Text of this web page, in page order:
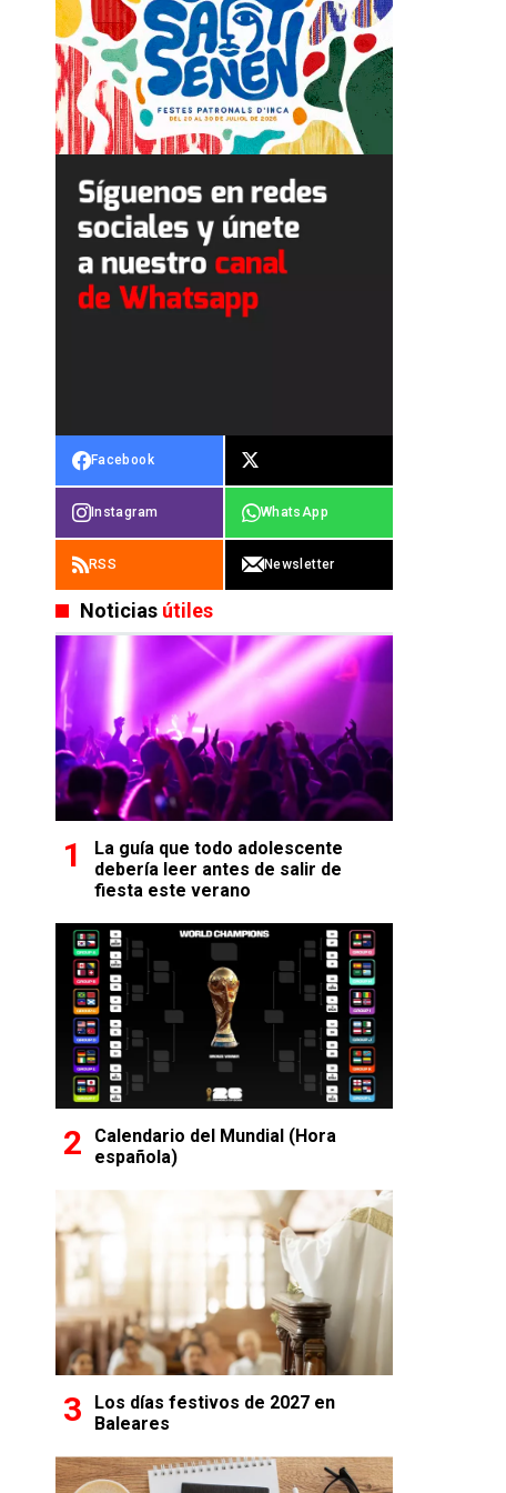
Facebook
Instagram WhatsApp
RSS Newsletter
Noticias útiles
La guía que todo adolescente
debería leer antes de salir de
fiesta este verano
Calendario del Mundial (Hora
española)
Los días festivos de 2027 en
Baleares